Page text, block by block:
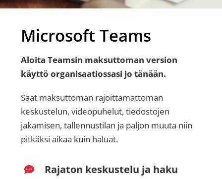
Microsoft Teams
Aloita Teamsin maksuttoman version
käyttö organisaatiossasi jo tänään.
Saat maksuttoman rajoittamattoman
keskustelun, videopuhelut, tiedostojen
jakamisen, tallennustilan ja paljon muuta niin
pitkäksi aikaa kuin haluat.
Rajaton keskustelu ja haku